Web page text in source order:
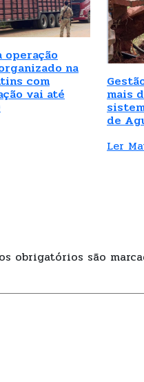
na
com
vai até mais
de
Ler
obrigatórios são